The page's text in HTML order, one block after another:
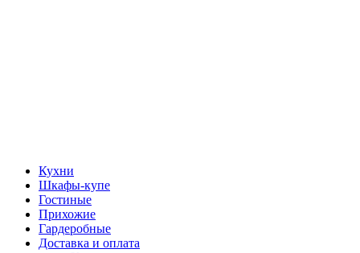
Кухни
Шкафы-купе
Гостиные
Прихожие
Гардеробные
Доставка и оплата